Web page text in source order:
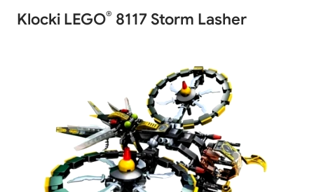
Klocki LEGO® 8117 Storm Lasher